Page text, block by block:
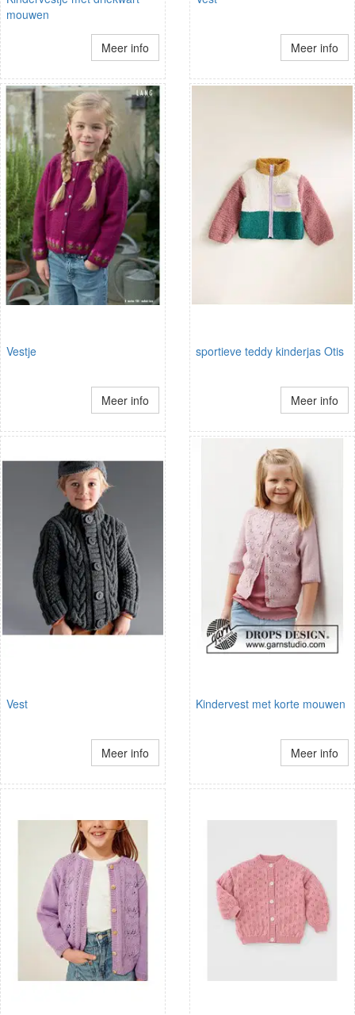
mouwen
Meer info Meer info
Vestje
Meer info
sportieve teddy kinderjas Otis
Meer info
Vest
Meer info
Kindervest met korte mouwen
Meer info